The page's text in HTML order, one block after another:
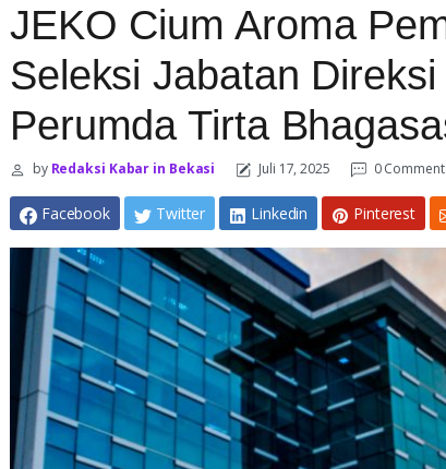
JEKO Cium Aroma
Seleksi Jabatan
Perumda Tirta
byRedaksi Kabar in Bekasi Juli 17, 2025 0
Facebook Twitter Linkedin Pinterest